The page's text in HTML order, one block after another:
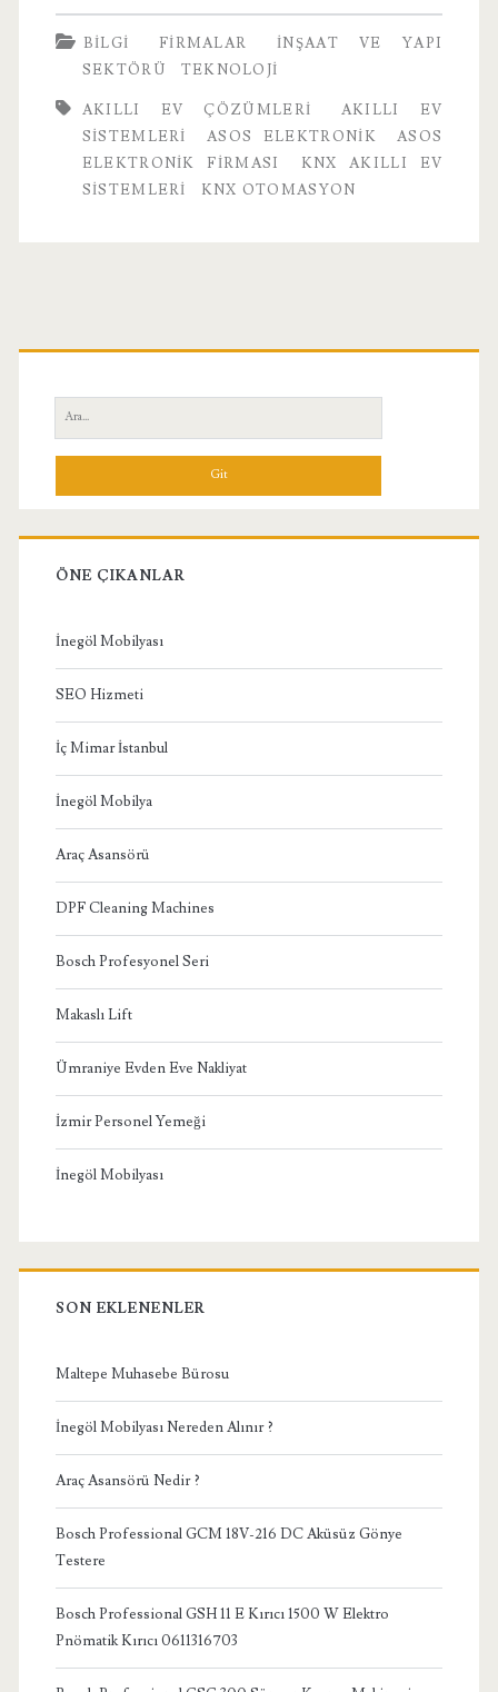
Elektronik
Hakkında
BILGI FIRMALAR
İNŞAAT VE YAPI
SEKTÖRÜ
TEKNOLOJI
AKILLI EV ÇÖZÜMLERI
AKILLI EV
SISTEMLERI
ASOS ELEKTRONIK
ASOS
ELEKTRONIK FIRMASI
KNX AKILLI EV
SISTEMLERI
KNX OTOMASYON
Birincil
Yan
Menü
Ara:
ÖNE ÇIKANLAR
İnegöl Mobilyası
SEO Hizmeti
İç Mimar İstanbul
İnegöl Mobilya
Araç Asansörü
DPF Cleaning Machines
Bosch Profesyonel Seri
Makaslı Lift
Ümraniye Evden Eve Nakliyat
İzmir Personel Yemeği
İnegöl Mobilyası
SON EKLENENLER
Maltepe Muhasebe Bürosu
İnegöl Mobilyası Nereden Alınır ?
Araç Asansörü Nedir ?
Bosch Professional GCM 18V-216 DC Aküsüz Gönye
Testere
Bosch Professional GSH 11 E Kırıcı 1500 W Elektro
Pnömatik Kırıcı 0611316703